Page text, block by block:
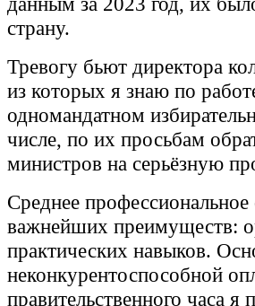
страну.
Тревогу бьют директора
из которых я знаю по
одномандатном
числе, по их просьбам
министров на серьёзную
Среднее профессиональное
важнейших преимуществ:
практических навыков.
неконкурентоспособной
правительственного часа